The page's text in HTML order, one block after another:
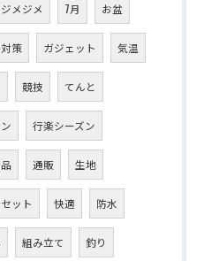
ジメジメ 7月 お盆
策 ガジェット 気温
競技 てんと
行楽シーズン
通販 生地
セット 快適 防水
組み立て 釣り